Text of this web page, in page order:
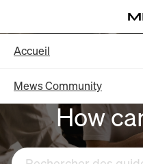
contenu
principal
Accueil
Mews Community
How